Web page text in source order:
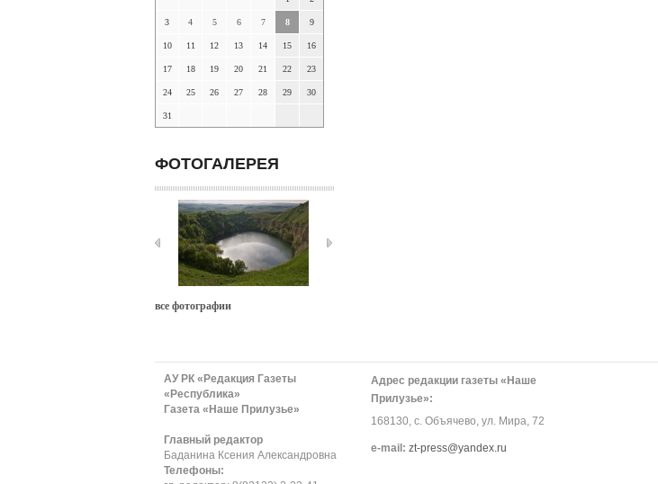
3 4 5 6 7 8 9
10 11 12 13 14 15 16
17 18 19 20 21 22 23
24 25 26 27 28 29 30
31
ФОТОГАЛЕРЕЯ
все фотографии
АУ РК «Редакция Газеты
«Республика»
Газета «Наше Прилузье»
Главный редактор
Баданина Ксения Александровна
Телефоны:
Адрес редакции газеты «Наше
Прилузье»:
168130, с. Объячево, ул. Мира, 72
е-mail: zt-press@yandex.ru